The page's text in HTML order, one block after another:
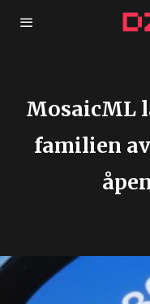
MosaicML
familien